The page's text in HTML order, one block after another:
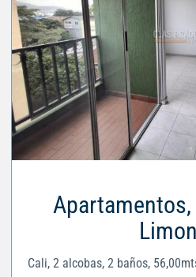
Apartamentos,
Cali, 2 alcobas, 2 baños,